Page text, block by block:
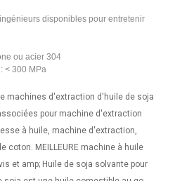
disponibles pour entretenir
ou acier 304
< 300 MPa
machines d'extraction d'huile de soja
pour machine d'extraction
à huile, machine d'extraction,
coton. MEILLEURE machine à huile
et amp; Huile de soja solvante pour